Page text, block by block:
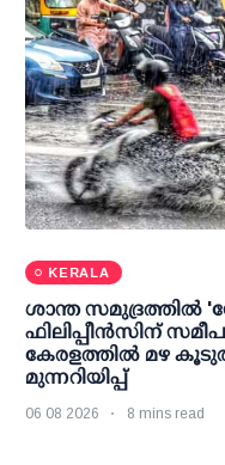
KERALA
ശാന്ത സമുദ്രത്തില്‍
ഫിലിപ്പീന്‍സിന്
കേരളത്തില്‍ മഴ
മുന്നറിയിപ്പ്
06 08 2026 8 mins read